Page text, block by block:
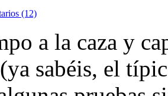
(12)
a la caza y
sabéis, el